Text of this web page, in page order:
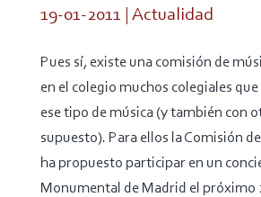
19-01-2011 Actualidad
Pues sí, existe una comisión de
en el colegio muchos colegiales
ese tipo de música (y también con
supuesto). Para ellos la Comisión
ha propuesto participar en un
Monumental de Madrid el próximo